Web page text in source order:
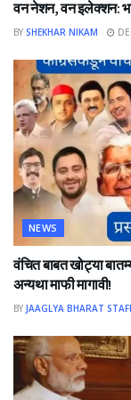
वन नेशन, वन इलेक्शन:
BY SHEKHAR NIKAM
NEWS
वंचित बाबत खोट्या
अन्यथा माफी मागावी!
BY JAAGLYA BHARAT